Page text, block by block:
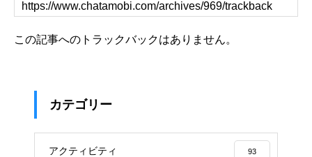
この記事へのトラックバックはありません。
カテゴリー
アクティビティ 93